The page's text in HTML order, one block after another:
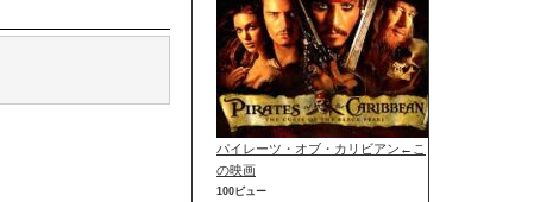
パイレーツ・オブ・カリビアン←こ
の映画
100ビュー